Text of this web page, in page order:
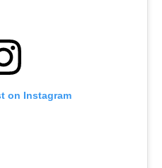
on Instagram